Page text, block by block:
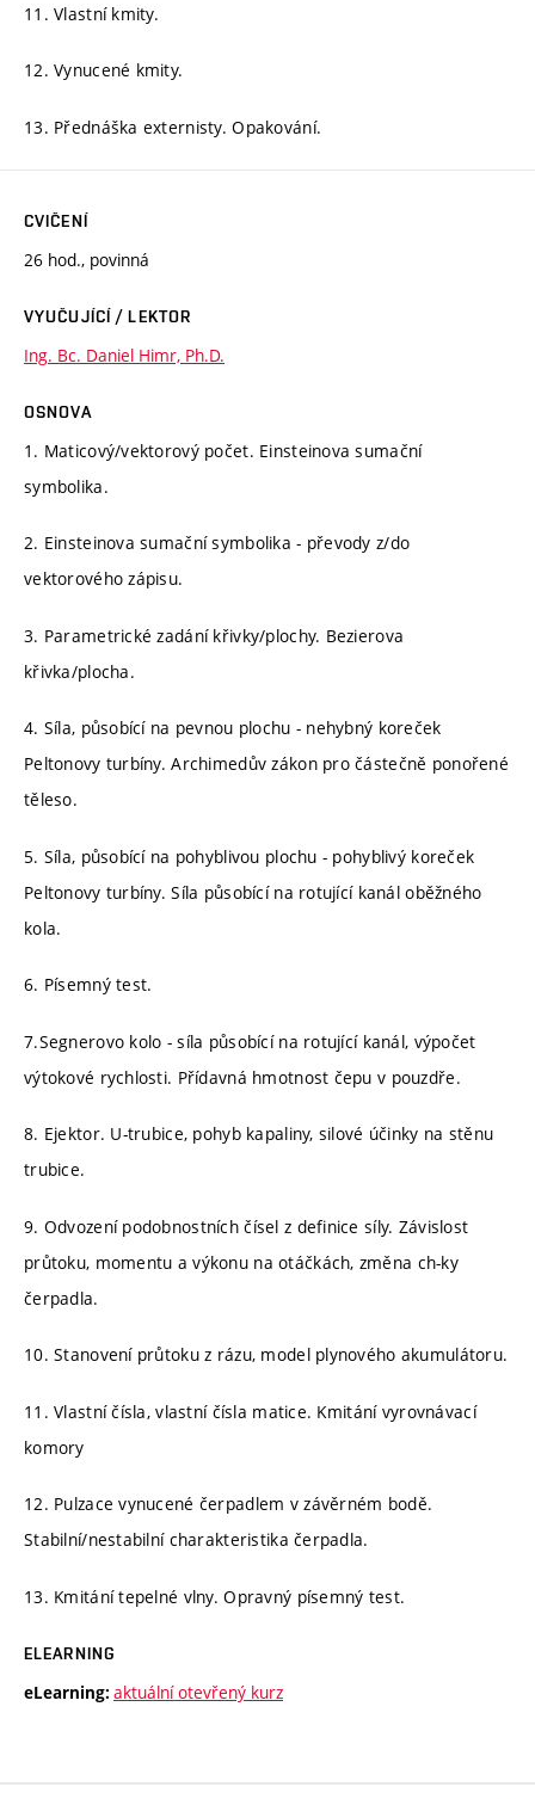
11. Vlastní kmity.
12. Vynucené kmity.
13. Přednáška externisty. Opakování.
CVIČENÍ
26 hod., povinná
VYUČUJÍCÍ / LEKTOR
Ing. Bc. Daniel Himr, Ph.D.
OSNOVA
1. Maticový/vektorový počet. Einsteinova sumační
symbolika.
2. Einsteinova sumační symbolika - převody z/do
vektorového zápisu.
3. Parametrické zadání křivky/plochy. Bezierova
křivka/plocha.
4. Síla, působící na pevnou plochu - nehybný koreček
Peltonovy turbíny. Archimedův zákon pro částečně ponořené
těleso.
5. Síla, působící na pohyblivou plochu - pohyblivý koreček
Peltonovy turbíny. Síla působící na rotující kanál oběžného
kola.
6. Písemný test.
7.Segnerovo kolo - síla působící na rotující kanál, výpočet
výtokové rychlosti. Přídavná hmotnost čepu v pouzdře.
8. Ejektor. U-trubice, pohyb kapaliny, silové účinky na stěnu
trubice.
9. Odvození podobnostních čísel z definice síly. Závislost
průtoku, momentu a výkonu na otáčkách, změna ch-ky
čerpadla.
10. Stanovení průtoku z rázu, model plynového akumulátoru.
11. Vlastní čísla, vlastní čísla matice. Kmitání vyrovnávací
komory
12. Pulzace vynucené čerpadlem v závěrném bodě.
Stabilní/nestabilní charakteristika čerpadla.
13. Kmitání tepelné vlny. Opravný písemný test.
ELEARNING
eLearning: aktuální otevřený kurz